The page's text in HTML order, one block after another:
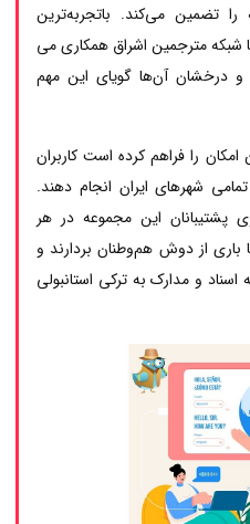
تضمین می‌کند. باتجربه‌ترین
شبکه مترجمین اشراق همکاری می
و درخشان آن‌ها گویای این مهم
را فراهم کرده است کاربران
شهرهای ایران انجام دهند.
پشتیبانان این مجموعه در هر
باری از دوش هم‌وطنان بردارند و
و مدارک به ترکی استانبولی